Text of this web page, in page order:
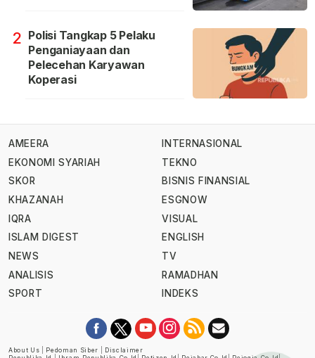
2 Polisi Tangkap 5 Pelaku
Penganiayaan dan
Pelecehan Karyawan
Koperasi
AMEERA
EKONOMI SYARIAH
SKOR
KHAZANAH
IQRA
ISLAM DIGEST
NEWS
ANALISIS
SPORT
INTERNASIONAL
TEKNO
BISNIS FINANSIAL
ESGNOW
VISUAL
ENGLISH
TV
RAMADHAN
INDEKS
About Us Pedoman Siber
Disclaimer